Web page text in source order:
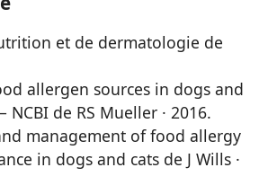
et de dermatologie de
allergen sources in dogs and
NCBI de RS Mueller · 2016.
management of food allergy
in dogs and cats de J Wills ·